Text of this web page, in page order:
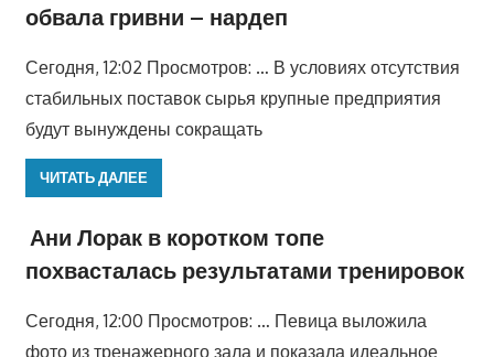
обвала гривни – нардеп
Сегодня, 12:02 Просмотров: … В условиях отсутствия
стабильных поставок сырья крупные предприятия
будут вынуждены сокращать
ЧИТАТЬ ДАЛЕЕ
Ани Лорак в коротком топе
похвасталась результатами тренировок
Сегодня, 12:00 Просмотров: … Певица выложила
фото из тренажерного зала и показала идеальное